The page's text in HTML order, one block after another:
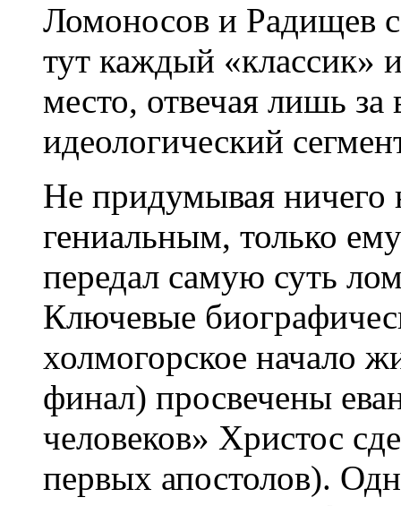
Ломоносов и Радищев
тут каждый «классик»
место, отвечая лишь
идеологический
Не придумывая
гениальным, только
передал самую суть
Ключевые
холмогорское начало
финал) просвечены
человеков» Христос
первых апостолов).